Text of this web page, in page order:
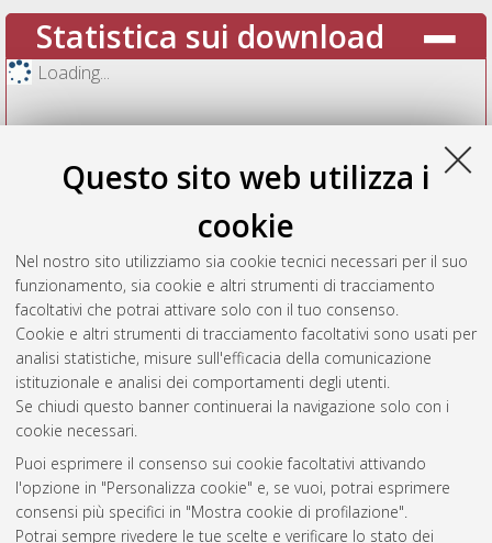
Questo sito web utilizza i
cookie
Nel nostro sito utilizziamo sia cookie tecnici necessari per il suo
funzionamento, sia cookie e altri strumenti di tracciamento
facoltativi che potrai attivare solo con il tuo consenso.
Cookie e altri strumenti di tracciamento facoltativi sono usati per
analisi statistiche, misure sull'efficacia della comunicazione
istituzionale e analisi dei comportamenti degli utenti.
Se chiudi questo banner continuerai la navigazione solo con i
cookie necessari.
Puoi esprimere il consenso sui cookie facoltativi attivando
l'opzione in "Personalizza cookie" e, se vuoi, potrai esprimere
consensi più specifici in "Mostra cookie di profilazione".
Potrai sempre rivedere le tue scelte e verificare lo stato dei
Statistica sui download
Loading...
Vedi altre statistiche
Gestione del documento:
Atom
AMS Acta
ISSN: 2038-7954
re3data.org -